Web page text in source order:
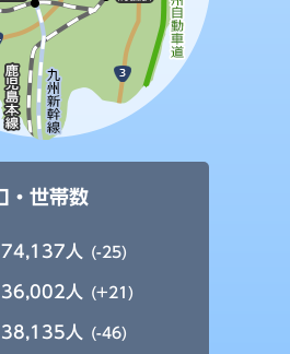
・世帯数
74,137人 (-25)
36,002人 (+21)
38,135人 (-46)